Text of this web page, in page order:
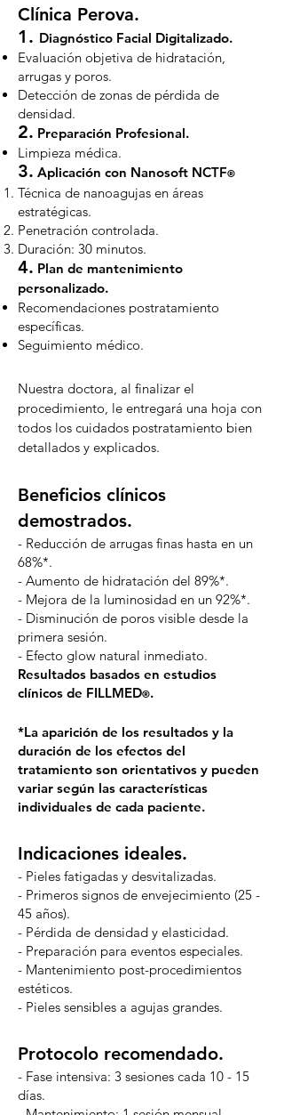
Clínica Perova.
1. Diagnóstico Facial Digitalizado.
Evaluación objetiva de hidratación,
arrugas y poros.
Detección de zonas de pérdida de
densidad.
2. Preparación Profesional.
Limpieza médica.
3. Aplicación con Nanosoft NCTF®
Técnica de nanoagujas en áreas
estratégicas.
Penetración controlada.
Duración: 30 minutos.
4. Plan de mantenimiento
personalizado.
Recomendaciones postratamiento
específicas.
Seguimiento médico.
Nuestra doctora, al finalizar el
procedimiento, le entregará una hoja con
todos los cuidados postratamiento bien
detallados y explicados.
Beneficios clínicos
demostrados.
- Reducción de arrugas finas hasta en un
68%*.
- Aumento de hidratación del 89%*.
- Mejora de la luminosidad en un 92%*.
- Disminución de poros visible desde la
primera sesión.
- Efecto glow natural inmediato.
Resultados basados en estudios
clínicos de FILLMED®.
*La aparición de los resultados y la
duración de los efectos del
tratamiento son orientativos y pueden
variar según las características
individuales de cada paciente.
Indicaciones ideales.
- Pieles fatigadas y desvitalizadas.
- Primeros signos de envejecimiento (25 -
45 años).
- Pérdida de densidad y elasticidad.
- Preparación para eventos especiales.
- Mantenimiento post-procedimientos
estéticos.
- Pieles sensibles a agujas grandes.
Protocolo recomendado.
- Fase intensiva: 3 sesiones cada 10 - 15
días.